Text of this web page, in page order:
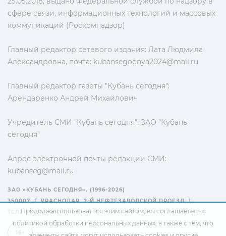
сфере связи, информационных технологий и массовых
коммуникаций (Роскомнадзор)
Главный редактор сетевого издания: Лата Людмила
Александровна, почта: kubansegodnya2024@mail.ru
Главный редактор газеты "Кубань сегодня":
Арендаренко Андрей Михайлович
Учредитель СМИ "Кубань сегодня": ЗАО "Кубань
сегодня"
Адрес электронной почты редакции СМИ:
kubanseg@mail.ru
ЗАО «КУБАНЬ СЕГОДНЯ». (1996-2026)
350007, Г. КРАСНОДАР, 2-Й НЕФТЕЗАВОДСКОЙ ПРОЕЗД, 1
ТЕЛ.: +7(861) 267-15-15
Продолжая пользоваться этим сайтом, вы соглашаетесь с
политикой обработки персональных данных, а также с тем, что